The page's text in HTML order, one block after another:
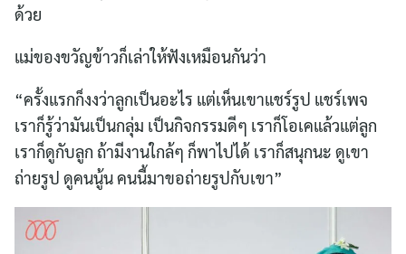
ด้วย
แม่ของขวัญข้าวก็เล่าให้ฟังเหมือนกันว่า
“ครั้งแรกก็งงว่าลูกเป็นอะไร แต่เห็นเขาแชร์รูป แชร์เพจ
เราก็รู้ว่ามันเป็นกลุ่ม เป็นกิจกรรมดีๆ เราก็โอเคแล้วแต่ลูก
เราก็ดูกับลูก ถ้ามีงานใกล้ๆ ก็พาไปได้ เราก็สนุกนะ ดูเขา
ถ่ายรูป ดูคนนู้น คนนี้มาขอถ่ายรูปกับเขา”